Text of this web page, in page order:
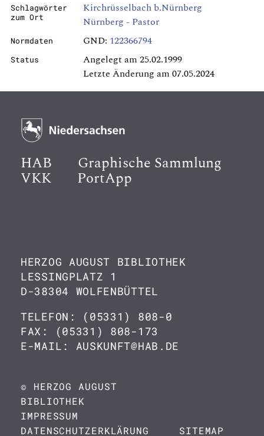
Schlagwörter
zum Ort
Kirchrüsselbach b.Nürnberg
Nürnberg - Pastor
Normdaten GND: 122366794
Status
Angelegt am 25.02.1999
Letzte Änderung am 07.05.2024
HAB Graphische Sammlung
VKK PortApp
HERZOG AUGUST BIBLIOTHEK
LESSINGPLATZ 1
D-38304 WOLFENBÜTTEL
TELEFON: (05331) 808-0
FAX: (05331) 808-173
E-MAIL: AUSKUNFT@HAB.DE
© HERZOG AUGUST
BIBLIOTHEK
IMPRESSUM
DATENSCHUTZERKLÄRUNG
SITEMAP